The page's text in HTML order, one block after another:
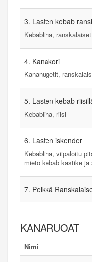
3. Lasten kebab
Kebabliha, ranskalaiset
4. Kanakori
Kananugetit,
5. Lasten kebab
Kebabliha, riisi
6. Lasten iskender
Kebabliha, viipaloitu
mieto kebab kastike
7. Pelkkä
KANARUOAT
Nimi